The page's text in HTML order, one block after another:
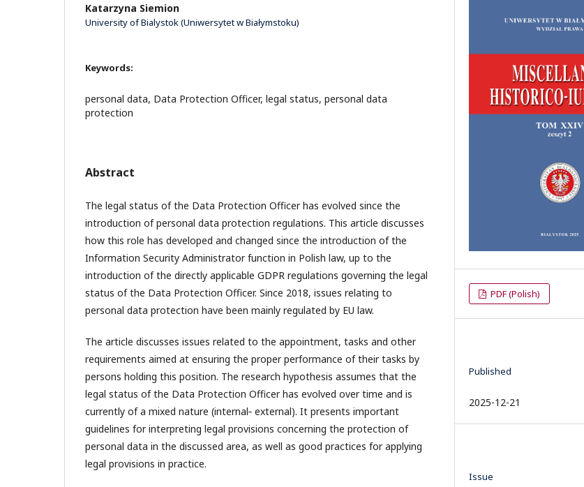
Katarzyna Siemion
University of Bialystok (Uniwersytet w Białymstoku)
Keywords:
personal data, Data Protection Officer, legal status, personal data
protection
Abstract
The legal status of the Data Protection Officer has evolved since the
introduction of personal data protection regulations. This article discusses
how this role has developed and changed since the introduction of the
Information Security Administrator function in Polish law, up to the
introduction of the directly applicable GDPR regulations governing the legal
status of the Data Protection Officer. Since 2018, issues relating to
personal data protection have been mainly regulated by EU law.
The article discusses issues related to the appointment, tasks and other
requirements aimed at ensuring the proper performance of their tasks by
persons holding this position. The research hypothesis assumes that the
legal status of the Data Protection Officer has evolved over time and is
currently of a mixed nature (internal‑ external). It presents important
guidelines for interpreting legal provisions concerning the protection of
personal data in the discussed area, as well as good practices for applying
legal provisions in practice.
PDF (Polish)
Published
2025-12-21
Issue